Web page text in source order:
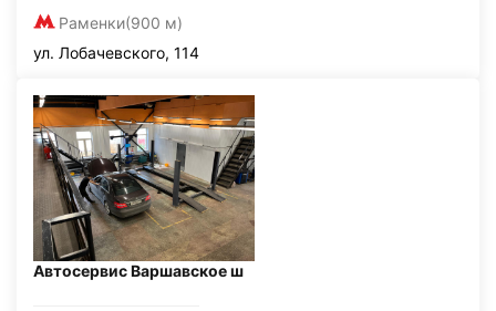
Раменки(900 м)
ул. Лобачевского, 114
Автосервис Варшавское ш